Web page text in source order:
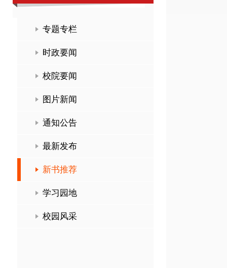
专题专栏
时政要闻
校院要闻
图片新闻
通知公告
最新发布
新书推荐
学习园地
校园风采